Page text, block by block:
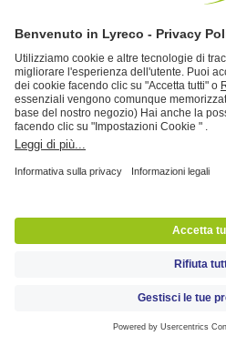
è
152/06 che suggerisce
possa consegnare le
dei negozi autorizzati
della loro rigenerazione
differenziata della
recarsi presso un
specializzata e